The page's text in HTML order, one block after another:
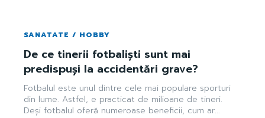
SANATATE / HOBBY
De ce tinerii fotbaliști sunt mai
predispuși la accidentări grave?
Fotbalul este unul dintre cele mai populare sporturi
din lume. Astfel, e practicat de milioane de tineri.
Deși fotbalul oferă numeroase beneficii, cum ar...